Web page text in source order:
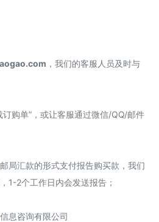
，我们的客服人员及时与
购单”，或让客服通过微信/QQ/邮件
局汇款的形式支付报告购买款，我们
1-2个工作日内会发送报告；
息咨询有限公司